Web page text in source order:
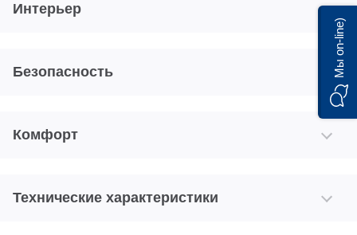
Интерьер
Безопасность
Комфорт
Технические характеристики
Мы on-line)